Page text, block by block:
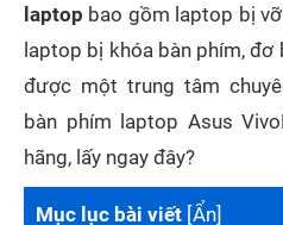
laptop bao gồm laptop bị
laptop bị khóa bàn phím, đơ
được một trung tâm
bàn phím laptop Asus
hãng, lấy ngay đây?
Mục lục bài viết [Ẩn]